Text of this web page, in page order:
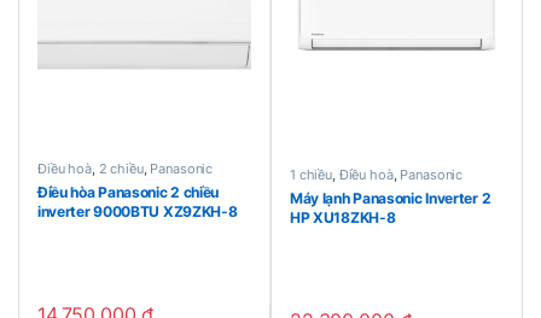
Điều hoà, 2 chiều, Panasonic
Điều hòa Panasonic 2 chiều
inverter 9000BTU XZ9ZKH-8
1 chiều, Điều hoà, Panasonic
Máy lạnh Panasonic Inverter 2
HP XU18ZKH-8